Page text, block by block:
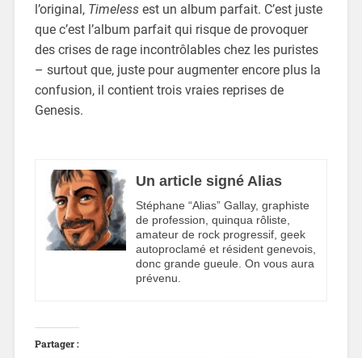
l’original, Timelessest un album parfait. C’est juste
que c’est l’album parfait qui risque de provoquer
des crises de rage incontrôlables chez les puristes
– surtout que, juste pour augmenter encore plus la
confusion, il contient trois vraies reprises de
Genesis.
Un article signé Alias
Stéphane “Alias” Gallay, graphiste
de profession, quinqua rôliste,
amateur de rock progressif, geek
autoproclamé et résident genevois,
donc grande gueule. On vous aura
prévenu.
Partager :